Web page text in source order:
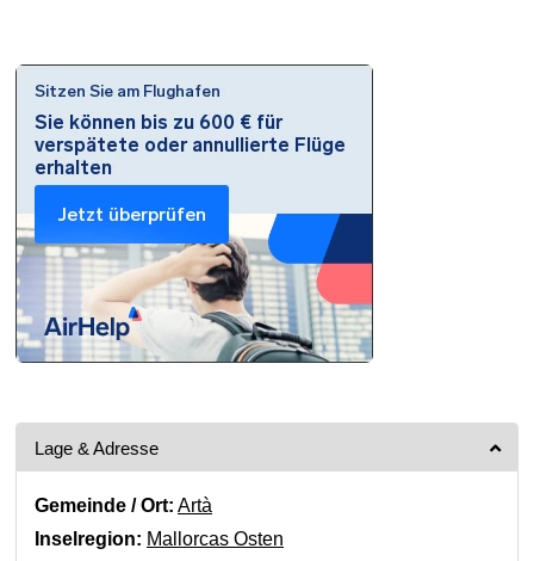
Lage & Adresse
Gemeinde / Ort: Artà
Inselregion: Mallorcas Osten